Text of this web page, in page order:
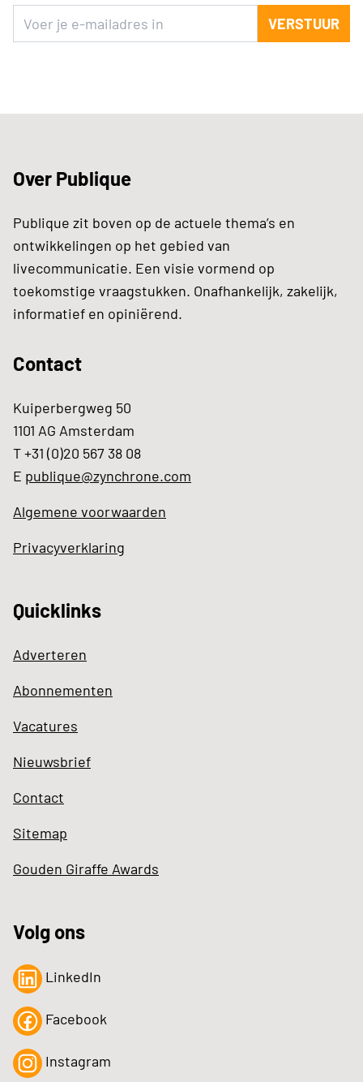
VERSTUUR
Over Publique
Publique zit boven op de actuele thema’s en
ontwikkelingen op het gebied van
livecommunicatie. Een visie vormend op
toekomstige vraagstukken. Onafhankelijk, zakelijk,
informatief en opiniërend.
Contact
Kuiperbergweg 50
1101 AG Amsterdam
T +31 (0)20 567 38 08
E publique@zynchrone.com
Algemene voorwaarden
Privacyverklaring
Quicklinks
Adverteren
Abonnementen
Vacatures
Nieuwsbrief
Contact
Sitemap
Gouden Giraffe Awards
Volg ons
LinkedIn
Facebook
Instagram